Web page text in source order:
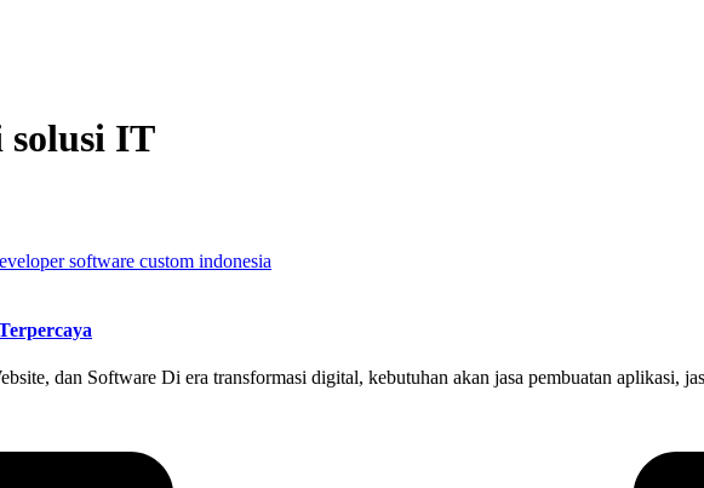
solusi IT
dan Software Di era transformasi digital, kebutuhan akan jasa pembuatan aplikasi,